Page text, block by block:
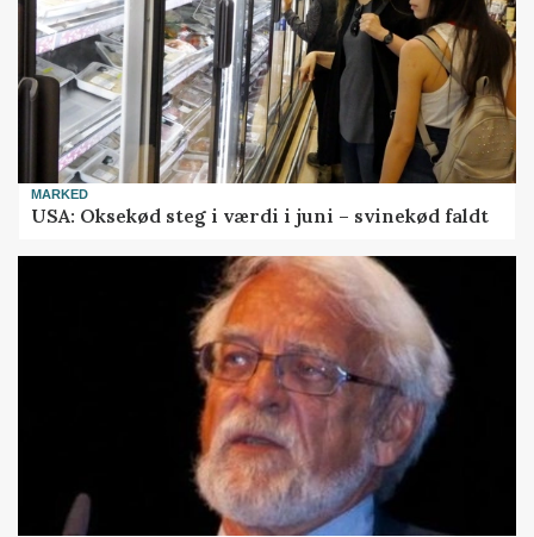
MARKED
USA: Oksekød steg i værdi i juni – svinekød faldt